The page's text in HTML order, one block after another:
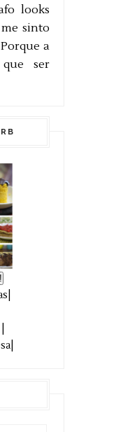
looks
sinto
a
ser